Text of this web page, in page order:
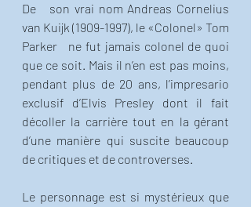
De   son vrai nom Andreas Cornelius
van Kuijk (1909-1997), le «Colonel» Tom
Parker   ne fut jamais colonel de quoi
que ce soit. Mais il n’en est pas moins,
pendant plus de 20 ans, l’impresario
exclusif d’Elvis Presley dont il fait
décoller la carrière tout en la gérant
d’une manière qui suscite beaucoup
de critiques et de controverses.
Le personnage est si mystérieux que